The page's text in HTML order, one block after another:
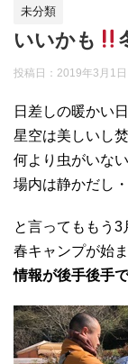
未分類
いいかも
投稿日：2019年3月1日
日差しの暖かい
星空は美しいし
何より虫がいない
場内は静かだし
と言ってももう3
春キャンプが始
情報が後手後手